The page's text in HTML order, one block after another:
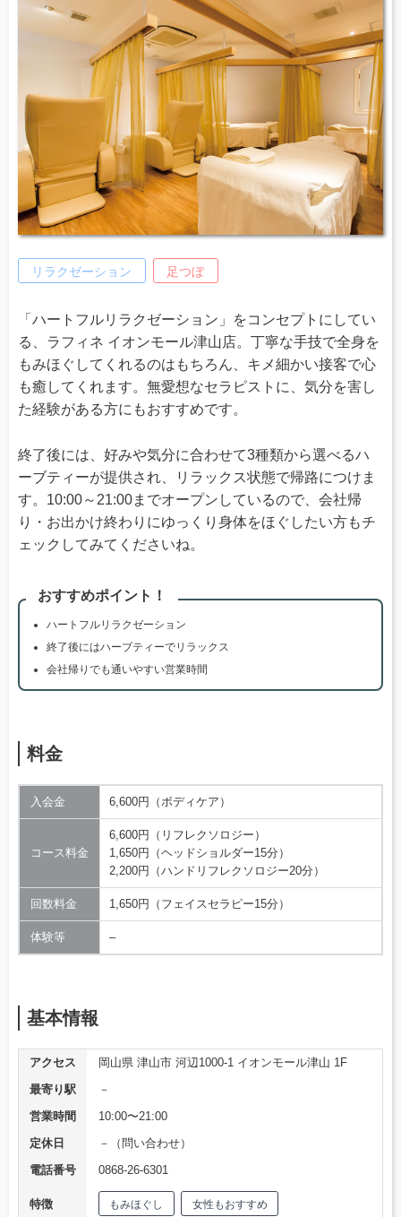
リラクゼーション 足つぼ
「ハートフルリラクゼーション」をコンセプトにしてい
る、ラフィネ イオンモール津山店。丁寧な手技で全身を
もみほぐしてくれるのはもちろん、キメ細かい接客で心
も癒してくれます。無愛想なセラピストに、気分を害し
た経験がある方にもおすすめです。
終了後には、好みや気分に合わせて3種類から選べるハ
ーブティーが提供され、リラックス状態で帰路につけま
す。10:00～21:00までオープンしているので、会社帰
り・お出かけ終わりにゆっくり身体をほぐしたい方もチ
ェックしてみてくださいね。
おすすめポイント！
ハートフルリラクゼーション
終了後にはハーブティーでリラックス
会社帰りでも通いやすい営業時間
料金
入会金 6,600円（ボディケア）
コース料金
6,600円（リフレクソロジー）
1,650円（ヘッドショルダー15分）
2,200円（ハンドリフレクソロジー20分）
回数料金 1,650円（フェイスセラピー15分）
体験等 –
基本情報
アクセス
岡山県 津山市 河辺1000-1 イオンモール津山 1F
最寄り駅
－
営業時間
10:00〜21:00
定休日
－（問い合わせ）
電話番号
0868-26-6301
特徴 もみほぐし 女性もおすすめ